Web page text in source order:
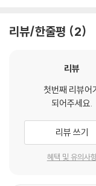
육체의 예속화를 주장하
리비도 그 자체를 예속
리비도의 바깥에 위치
는 한에서만 억압을 행
지는 그 자체로 그것이
이름이 고유한 이름으
권력구조 안에서 정신이
력의 효과로서 예속화
애도(Trauer/
서 이 책의 또 다른 핵심
특히 권력을 정신의 잠
조의 기능에 투자되는
명확히 다루지 않은 예
현대 철학에서 주체 개
리뷰/한줄평 2
리뷰
첫번째 리뷰어
되어주세요.
리뷰 쓰기
혜택 및 유의사